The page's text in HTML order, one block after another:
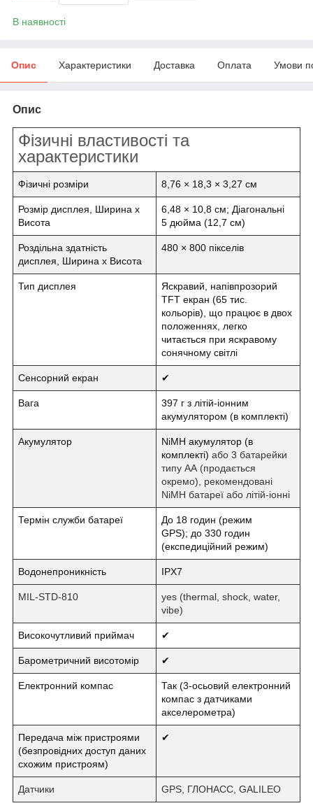
В наявності
Опис Характеристики Доставка Оплата Умови
Опис
Фізичні властивості та
характеристики
Фізичні розміри 8,76 × 18,3 × 3,27 см
Розмір дисплея, Ширина х
Висота
6,48 × 10,8 см; Діагональні
5 дюйма (12,7 см)
Роздільна здатність
дисплея, Ширина х Висота
480 × 800 пікселів
Тип дисплея
Яскравий, напівпрозорий
TFT екран (65 тис.
кольорів), що працює в двох
положеннях, легко
читається при яскравому
сонячному світлі
Сенсорний екран ✔
Вага
397 г з літій-іонним
акумулятором (в комплекті)
Акумулятор
NiMH акумулятор (в
комплекті) або 3 батарейки
типу АА (продається
окремо), рекомендовані
NiMH батареї або літій-іонні
Термін служби батареї
До 18 годин (режим
GPS); до 330 годин
(експедиційний режим)
Водонепроникність IPX7
MIL-STD-810
yes (thermal, shock, water,
vibe)
Високочутливий приймач ✔
Барометричний висотомір ✔
Електронний компас
Так (3-осьовий електронний
компас з датчиками
акселерометра)
Передача між пристроями
(безпровідних доступ даних
схожим пристроям)
✔
Датчики GPS, ГЛОНАСС, GALILEO